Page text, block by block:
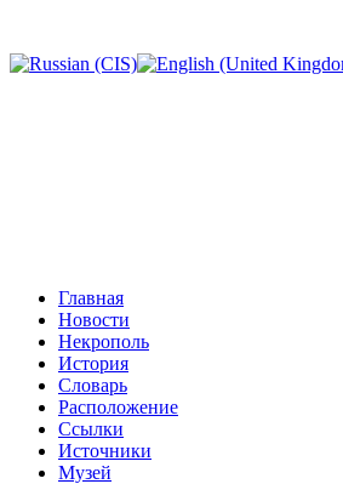
Главная
Новости
Некрополь
История
Словарь
Расположение
Ссылки
Источники
Музей